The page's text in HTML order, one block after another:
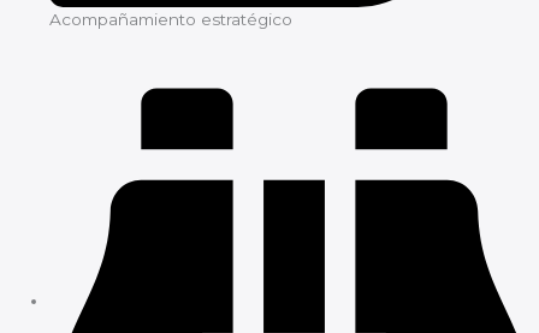
Acompañamiento estratégico